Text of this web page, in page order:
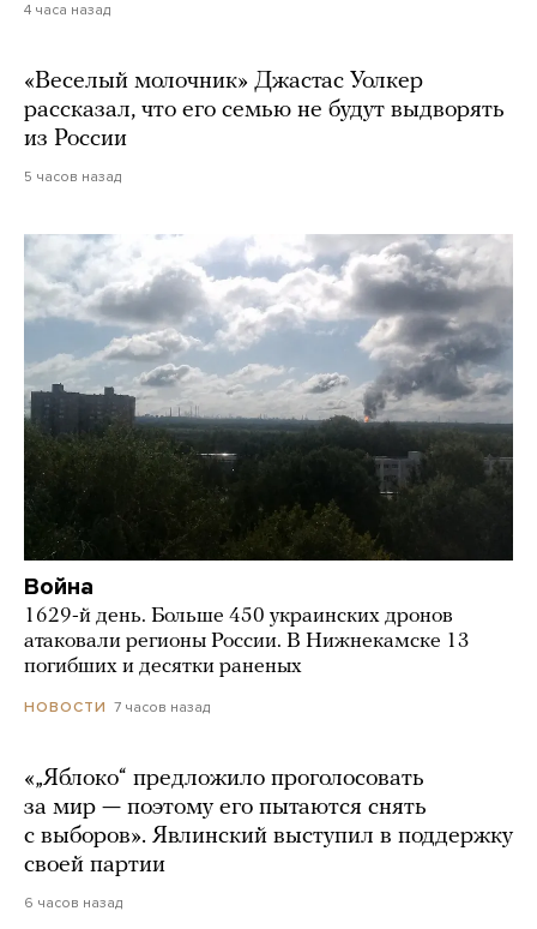
4 часа назад
«Веселый молочник» Джастас Уолкер
рассказал, что его семью не будут выдворять
из России
5 часов назад
Война
1629-й день. Больше 450 украинских дронов
атаковали регионы России. В Нижнекамске 13
погибших и десятки раненых
НОВОСТИ 7 часов назад
«„Яблоко“ предложило проголосовать
за мир — поэтому его пытаются снять
с выборов». Явлинский выступил в поддержку
своей партии
6 часов назад